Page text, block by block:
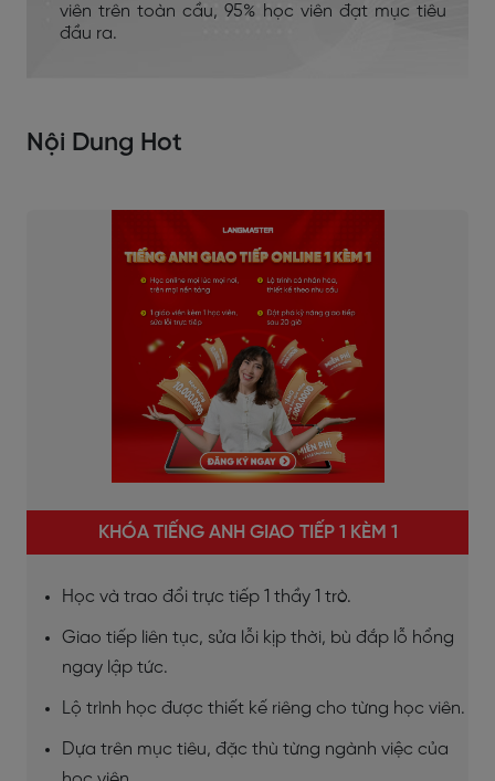
viên trên toàn cầu, 95% học viên đạt mục tiêu
đầu ra.
Nội Dung Hot
KHÓA TIẾNG ANH GIAO TIẾP 1 KÈM 1
Học và trao đổi trực tiếp 1 thầy 1 trò.
Giao tiếp liên tục, sửa lỗi kịp thời, bù đắp lỗ hổng
ngay lập tức.
Lộ trình học được thiết kế riêng cho từng học viên.
Dựa trên mục tiêu, đặc thù từng ngành việc của